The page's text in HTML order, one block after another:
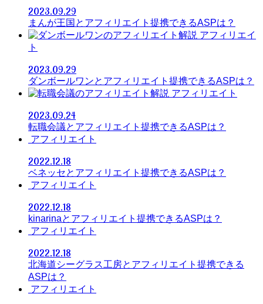
2023.09.29
まんが王国とアフィリエイト提携できるASPは？
アフィリエイ
ト
2023.09.29
ダンボールワンとアフィリエイト提携できるASPは？
アフィリエイト
2023.09.24
転職会議とアフィリエイト提携できるASPは？
アフィリエイト
2022.12.18
ベネッセとアフィリエイト提携できるASPは？
アフィリエイト
2022.12.18
kinarinaとアフィリエイト提携できるASPは？
アフィリエイト
2022.12.18
北海道シーグラス工房とアフィリエイト提携できる
ASPは？
アフィリエイト